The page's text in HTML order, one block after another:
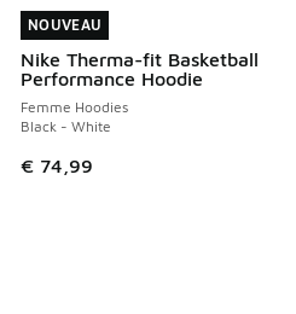
NOUVEAU
Nike Therma-fit Basketball
Performance Hoodie
Femme Hoodies
Black - White
€ 74,99
NOUVEAU